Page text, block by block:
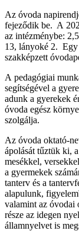
Az óvoda
fejeződik be. A
az intézménybe:
13, lányoké 2. Egy
szakképzett
A pedagógiai
segítségével a
adunk a gyerekek
óvoda egész
szolgálja.
Az óvoda oktató-
ápolását tűztük ki,
mesékkel,
a gyermekek
tanterv és a
alapulunk,
valamint az óvodai
része az idegen
államnyelvet is